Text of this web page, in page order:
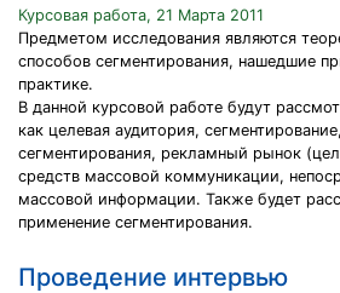
Курсовая работа, 21 Марта 2011
Предметом исследования являются
способов сегментирования, нашедшие
практике.
В данной курсовой работе будут
как целевая аудитория,
сегментирования, рекламный рынок
средств массовой коммуникации,
массовой информации. Также будет
применение сегментирования.
Проведение интервью